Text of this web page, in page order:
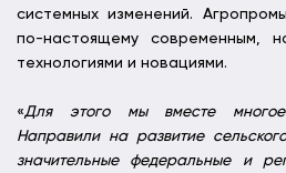
системных изменений.
по-настоящему современным,
технологиями и новациями.
«Для этого мы вместе
Направили на развитие
значительные федеральные и